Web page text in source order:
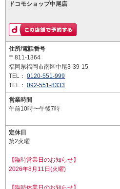
ドコモショップ中尾店
住所/電話番号
〒811-1364
福岡県福岡市南区中尾3-39-15
TEL： 0120-551-999
TEL： 092-551-8333
営業時間
午前10時〜午後7時
定休日
第2火曜
【臨時営業日のお知らせ】
2026年8月11日(火曜)
【臨時休業日のお知らせ】